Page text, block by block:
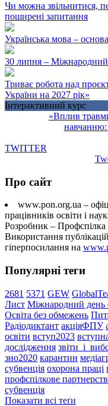
Чи можна звільнитися,
поширені запитання
Українська мова –
30 липня –
Триває робота над
України на 2027 рік»
Інтерактивний курс
«Вплив
навчанню:
TWITTER
Про сайт
www.pon.org.ua –
працівників освіти і
Розробник – Профспілка
Використання
гіперпосилання на
Популярні теги
2681 5371 GEW
Лист Міжнародний день
Освіта без обмежень
Радіодиктант акціяФПУ
освіти вступ2023
дослідження
зно2020 карантин
субвенція охорона праці
профспілкове
субвенція
Показати всі теґи